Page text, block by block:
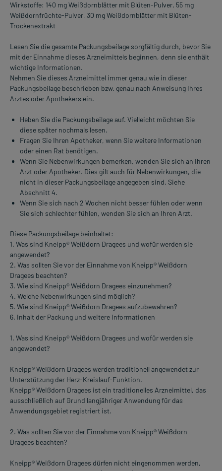
Wirkstoffe: 140 mg Weißdornblätter mit Blüten-Pulver, 55 mg
Weißdornfrüchte-Pulver, 30 mg Weißdornblätter mit Blüten-
Trockenextrakt
Lesen Sie die gesamte Packungsbeilage sorgfältig durch, bevor Sie
mit der Einnahme dieses Arzneimittels beginnen, denn sie enthält
wichtige Informationen.
Nehmen Sie dieses Arzneimittel immer genau wie in dieser
Packungsbeilage beschrieben bzw. genau nach Anweisung Ihres
Arztes oder Apothekers ein.
Heben Sie die Packungsbeilage auf. Vielleicht möchten Sie
diese später nochmals lesen.
Fragen Sie Ihren Apotheker, wenn Sie weitere Informationen
oder einen Rat benötigen.
Wenn Sie Nebenwirkungen bemerken, wenden Sie sich an Ihren
Arzt oder Apotheker. Dies gilt auch für Nebenwirkungen, die
nicht in dieser Packungsbeilage angegeben sind. Siehe
Abschnitt 4.
Wenn Sie sich nach 2 Wochen nicht besser fühlen oder wenn
Sie sich schlechter fühlen, wenden Sie sich an Ihren Arzt.
Diese Packungsbeilage beinhaltet:
1. Was sind Kneipp® Weißdorn Dragees und wofür werden sie
angewendet?
2. Was sollten Sie vor der Einnahme von Kneipp® Weißdorn
Dragees beachten?
3. Wie sind Kneipp® Weißdorn Dragees einzunehmen?
4. Welche Nebenwirkungen sind möglich?
5. Wie sind Kneipp® Weißdorn Dragees aufzubewahren?
6. Inhalt der Packung und weitere Informationen
1. Was sind Kneipp® Weißdorn Dragees und wofür werden sie
angewendet?
Kneipp® Weißdorn Dragees werden traditionell angewendet zur
Unterstützung der Herz-Kreislauf-Funktion.
Kneipp® Weißdorn Dragees ist ein traditionelles Arzneimittel, das
ausschließlich auf Grund langjähriger Anwendung für das
Anwendungsgebiet registriert ist.
2. Was sollten Sie vor der Einnahme von Kneipp® Weißdorn
Dragees beachten?
Kneipp® Weißdorn Dragees dürfen nicht eingenommen werden,